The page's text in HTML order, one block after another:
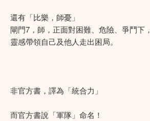
還有「比樂，師憂」
閘門7，師，正面對困難、危險、爭鬥下，
靈感帶領自己及他人走出困局。
非官方書，譯為「統合力」
而官方書說「軍隊」命名！